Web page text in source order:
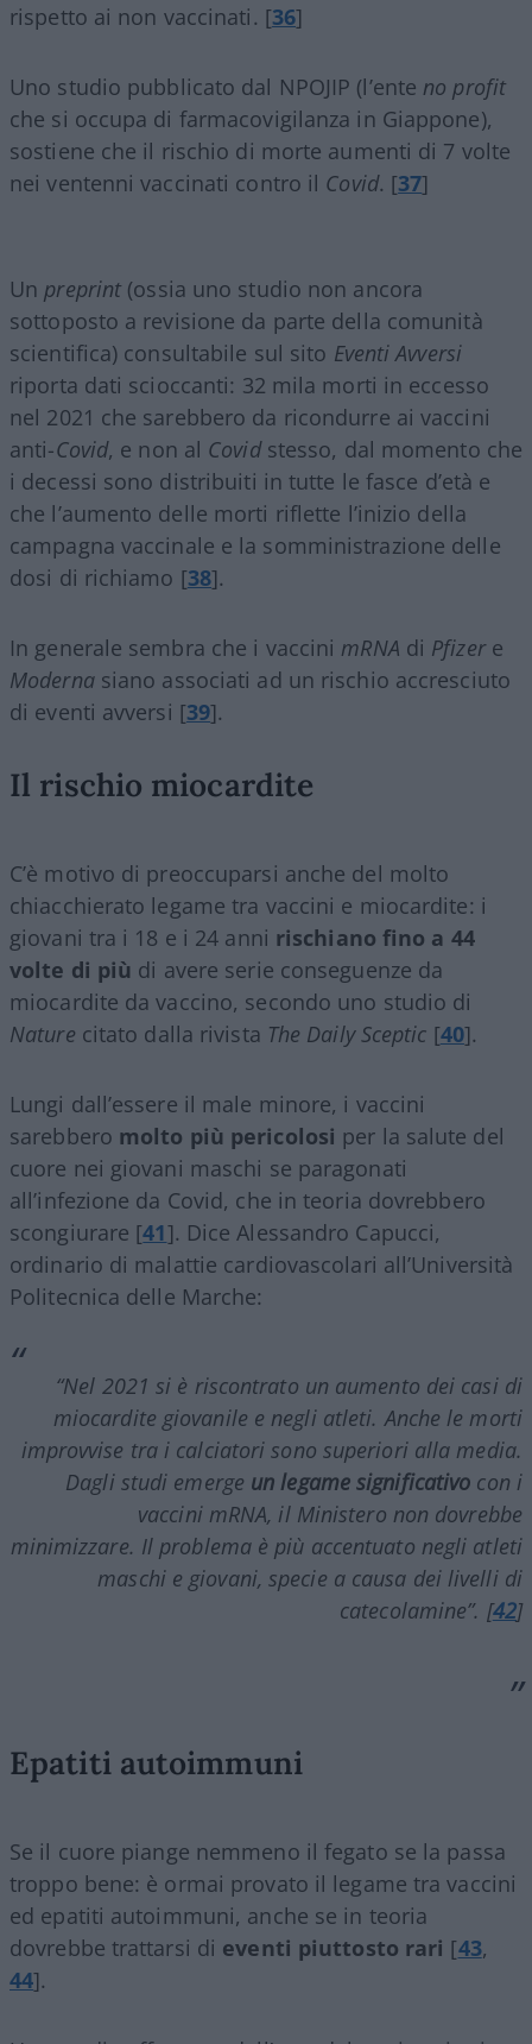
rispetto ai non vaccinati. [36]
Uno studio pubblicato dal NPOJIP (l’ente no profit
che si occupa di farmacovigilanza in Giappone),
sostiene che il rischio di morte aumenti di 7 volte
nei ventenni vaccinati contro il Covid. [37]
Un preprint (ossia uno studio non ancora
sottoposto a revisione da parte della comunità
scientifica) consultabile sul sito Eventi Avversi
riporta dati scioccanti: 32 mila morti in eccesso
nel 2021 che sarebbero da ricondurre ai vaccini
anti-Covid, e non al Covidstesso, dal momento che
i decessi sono distribuiti in tutte le fasce d’età e
che l’aumento delle morti riflette l’inizio della
campagna vaccinale e la somministrazione delle
dosi di richiamo [38].
In generale sembra che i vaccini mRNA di Pfizere
Modernasiano associati ad un rischio accresciuto
di eventi avversi [39].
Il rischio miocardite
C’è motivo di preoccuparsi anche del molto
chiacchierato legame tra vaccini e miocardite: i
giovani tra i 18 e i 24 anni rischiano fino a 44
volte di più di avere serie conseguenze da
miocardite da vaccino, secondo uno studio di
Nature citato dalla rivista The Daily Sceptic [40].
Lungi dall’essere il male minore, i vaccini
sarebbero molto più pericolosi per la salute del
cuore nei giovani maschi se paragonati
all’infezione da Covid, che in teoria dovrebbero
scongiurare [41]. Dice Alessandro Capucci,
ordinario di malattie cardiovascolari all’Università
Politecnica delle Marche:
“Nel 2021 si è riscontrato un aumento dei casi di
miocardite giovanile e negli atleti. Anche le morti
improvvise tra i calciatori sono superiori alla media.
Dagli studi emerge un legame significativo con i
vaccini mRNA, il Ministero non dovrebbe
minimizzare. Il problema è più accentuato negli atleti
maschi e giovani, specie a causa dei livelli di
catecolamine”. [42]
Epatiti autoimmuni
Se il cuore piange nemmeno il fegato se la passa
troppo bene: è ormai provato il legame tra vaccini
ed epatiti autoimmuni, anche se in teoria
dovrebbe trattarsi di eventi piuttosto rari [43,
44].